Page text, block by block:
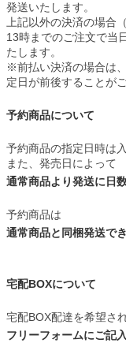
発送いたします。
上記以外の決済の場合
13時までのご注文で当
たします。
※前払い決済の場合は
定日が前後することが
予約商品について
予約商品の指定日時は
また、発売日によって
通常商品より発送に日
予約商品は
通常商品と同梱発送でき
宅配BOXについて
宅配BOX配達を希望さ
フリーフォームにご記入